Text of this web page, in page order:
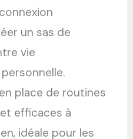
un sas de
vie
place de routines
efficaces à
idéale pour les